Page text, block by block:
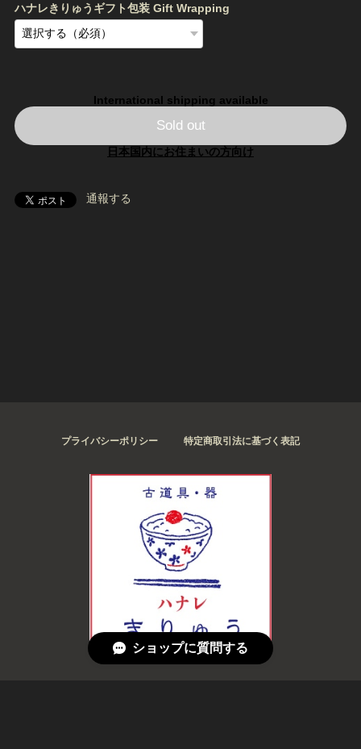
ハナレきりゅうギフト包装 Gift Wrapping
International shipping available
Sold out
日本国内にお住まいの方向け
通報する
プライバシーポリシー 特定商取引法に基づく表記
ショップに質問する